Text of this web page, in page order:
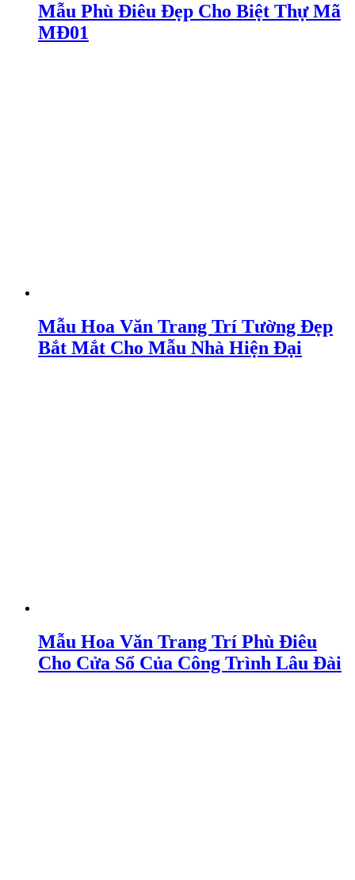
Mẫu Phù Điêu Đẹp Cho Biệt Thự Mã
MĐ01
Mẫu Hoa Văn Trang Trí Tường Đẹp
Bắt Mắt Cho Mẫu Nhà Hiện Đại
Mẫu Hoa Văn Trang Trí Phù Điêu
Cho Cửa Sổ Của Công Trình Lâu Đài